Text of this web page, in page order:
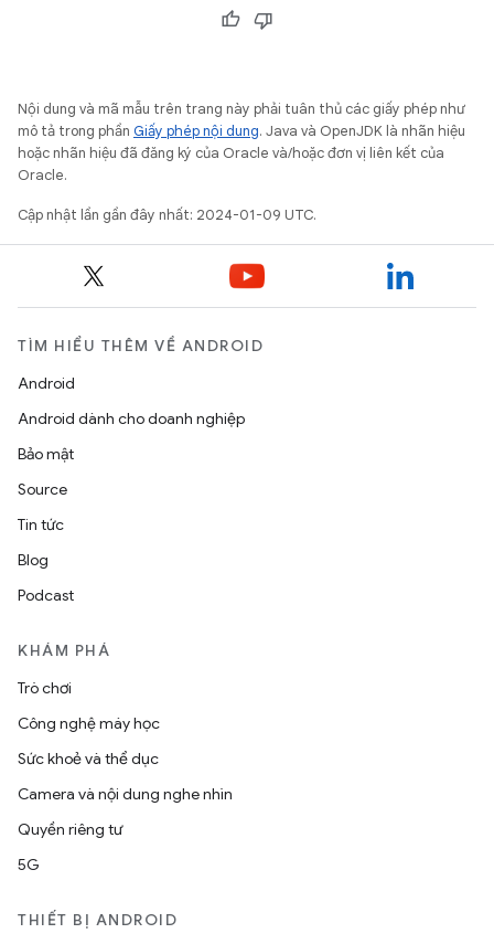
Nội dung và mã mẫu trên trang này phải tuân thủ các giấy phép như
mô tả trong phần Giấy phép nội dung. Java và OpenJDK là nhãn hiệu
hoặc nhãn hiệu đã đăng ký của Oracle và/hoặc đơn vị liên kết của
Oracle.
Cập nhật lần gần đây nhất: 2024-01-09 UTC.
TÌM HIỂU THÊM VỀ ANDROID
Android
Android dành cho doanh nghiệp
Bảo mật
Source
Tin tức
Blog
Podcast
KHÁM PHÁ
Trò chơi
Công nghệ máy học
Sức khoẻ và thể dục
Camera và nội dung nghe nhìn
Quyền riêng tư
5G
THIẾT BỊ ANDROID